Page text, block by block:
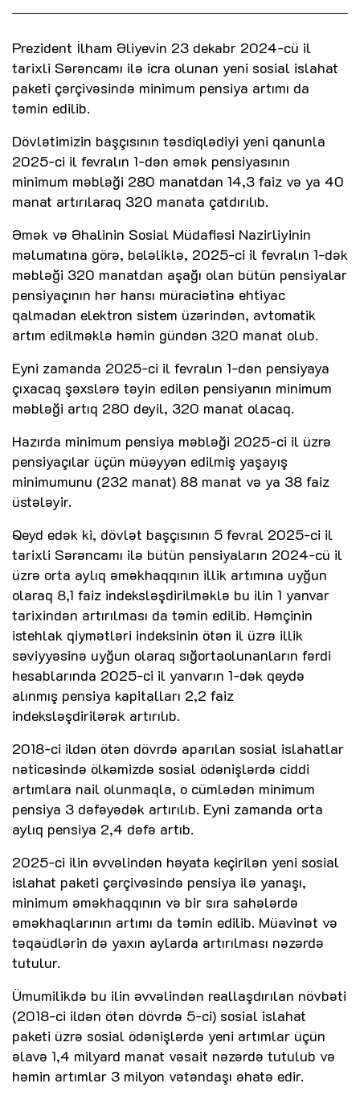
Prezident İlham Əliyevin 23 dekabr 2024-cü il
tarixli Sərəncamı ilə icra olunan yeni sosial islahat
paketi çərçivəsində minimum pensiya artımı da
təmin edilib.
Dövlətimizin başçısının təsdiqlədiyi yeni qanunla
2025-ci il fevralın 1-dən əmək pensiyasının
minimum məbləği 280 manatdan 14,3 faiz və ya 40
manat artırılaraq 320 manata çatdırılıb.
Əmək və Əhalinin Sosial Müdafiəsi Nazirliyinin
məlumatına görə, beləliklə, 2025-ci il fevralın 1-dək
məbləği 320 manatdan aşağı olan bütün pensiyalar
pensiyaçının hər hansı müraciətinə ehtiyac
qalmadan elektron sistem üzərindən, avtomatik
artım edilməklə həmin gündən 320 manat olub.
Eyni zamanda 2025-ci il fevralın 1-dən pensiyaya
çıxacaq şəxslərə təyin edilən pensiyanın minimum
məbləği artıq 280 deyil, 320 manat olacaq.
Hazırda minimum pensiya məbləği 2025-ci il üzrə
pensiyaçılar üçün müəyyən edilmiş yaşayış
minimumunu (232 manat) 88 manat və ya 38 faiz
üstələyir.
Qeyd edək ki, dövlət başçısının 5 fevral 2025-ci il
tarixli Sərəncamı ilə bütün pensiyaların 2024-cü il
üzrə orta aylıq əməkhaqqının illik artımına uyğun
olaraq 8,1 faiz indeksləşdirilməklə bu ilin 1 yanvar
tarixindən artırılması da təmin edilib. Həmçinin
istehlak qiymətləri indeksinin ötən il üzrə illik
səviyyəsinə uyğun olaraq sığortaolunanların fərdi
hesablarında 2025-ci il yanvarın 1-dək qeydə
alınmış pensiya kapitalları 2,2 faiz
indeksləşdirilərək artırılıb.
2018-ci ildən ötən dövrdə aparılan sosial islahatlar
nəticəsində ölkəmizdə sosial ödənişlərdə ciddi
artımlara nail olunmaqla, o cümlədən minimum
pensiya 3 dəfəyədək artırılıb. Eyni zamanda orta
aylıq pensiya 2,4 dəfə artıb.
2025-ci ilin əvvəlindən həyata keçirilən yeni sosial
islahat paketi çərçivəsində pensiya ilə yanaşı,
minimum əməkhaqqının və bir sıra sahələrdə
əməkhaqlarının artımı da təmin edilib. Müavinət və
təqaüdlərin də yaxın aylarda artırılması nəzərdə
tutulur.
Ümumilikdə bu ilin əvvəlindən reallaşdırılan növbəti
(2018-ci ildən ötən dövrdə 5-ci) sosial islahat
paketi üzrə sosial ödənişlərdə yeni artımlar üçün
əlavə 1,4 milyard manat vəsait nəzərdə tutulub və
həmin artımlar 3 milyon vətəndaşı əhatə edir.